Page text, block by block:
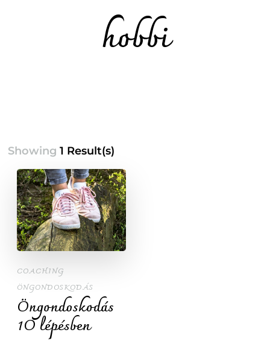
hobbi
Showing1 Result(s)
COACHING
ÖNGONDOSKODÁS
Öngondoskodás
1O lépésben